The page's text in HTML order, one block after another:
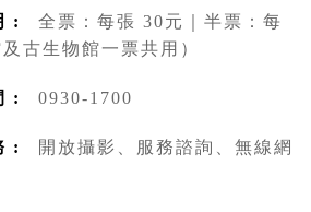
:
全票：每張 30元｜半票：每
古生物館一票共用）
: 0930-1700
:
開放攝影、服務諮詢、無線網